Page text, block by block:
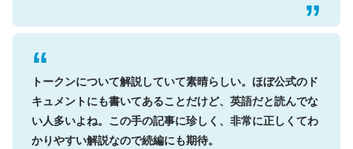
トークンについて解説していて素晴らしい。ほぼ公式のド
キュメントにも書いてあることだけど、英語だと読んでな
い人多いよね。この手の記事に珍しく、非常に正しくてわ
かりやすい解説なので続編にも期待。